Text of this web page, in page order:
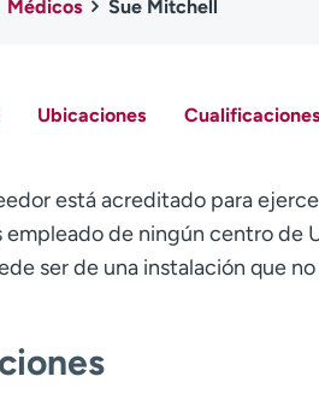
Médicos Sue Mitchell
Ubicaciones
está acreditado para
empleado de ningún centro de
ser de una instalación que